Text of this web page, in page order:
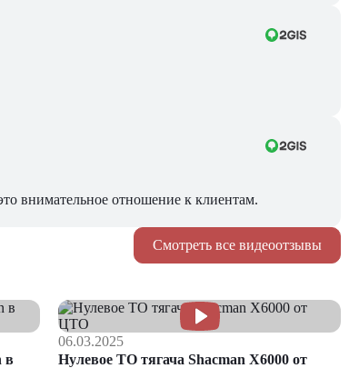
внимательное отношение к клиентам.
Смотреть все видеоотзывы
в
06.03.2025
Нулевое ТО тягача Shacman Х6000 от